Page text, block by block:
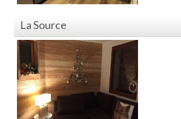
La Source